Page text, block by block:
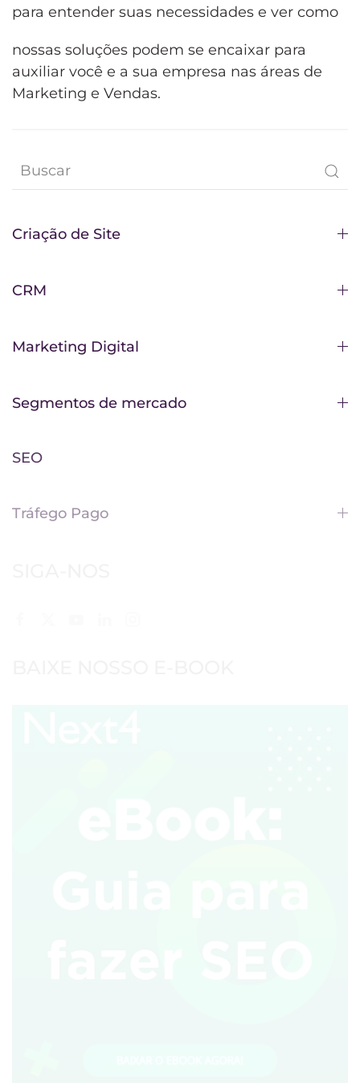
para entender suas necessidades e ver como
nossas soluções podem se encaixar para
auxiliar você e a sua empresa nas áreas de
Marketing e Vendas.
Criação de Site
CRM
Marketing Digital
Segmentos de mercado
SEO
Tráfego Pago